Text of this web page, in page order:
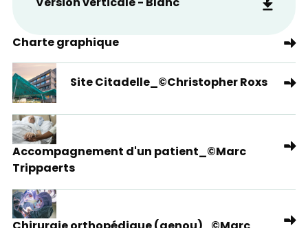
Charte graphique
Site Citadelle_©Christopher Roxs
Accompagnement d'un patient_©Marc
Trippaerts